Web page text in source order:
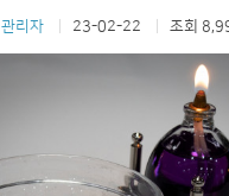
관리자 23-02-22 조회